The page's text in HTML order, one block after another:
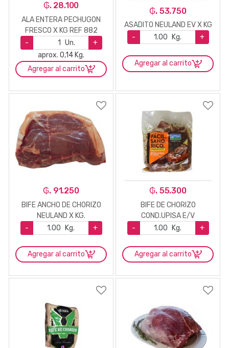
₲. 28.100
ALA ENTERA PECHUGON
FRESCO X KG REF 882
-
Un.
+
aprox. 0,14 Kg.
Agregar al carrito
₲. 53.750
ASADITO NEULAND EV X KG
-
Kg. +
Agregar al carrito
₲. 91.250
BIFE ANCHO DE CHORIZO
NEULAND X KG.
-
Kg. +
Agregar al carrito
₲. 55.300
BIFE DE CHORIZO
COND.UPISA E/V
-
Kg. +
Agregar al carrito